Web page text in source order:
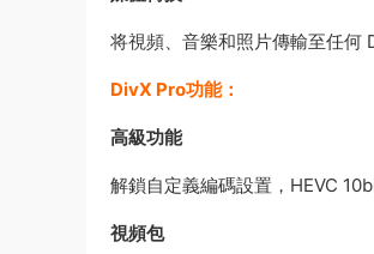
将視頻、音樂和照片傳輸至任何
DivX Pro功能：
高級功能
解鎖自定義編碼設置，HEVC
視頻包